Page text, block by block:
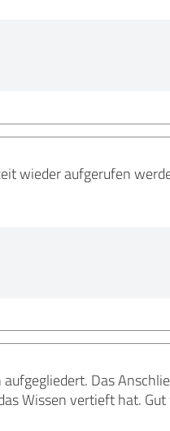
wieder aufgerufen
Das
Wissen vertieft hat.